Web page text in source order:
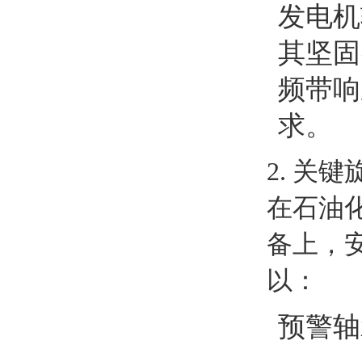
发电
其坚
频带
求。
2. 关键
在石油
备上，
以：
预警